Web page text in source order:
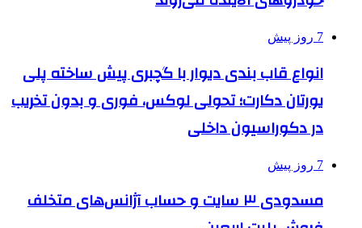
7 روز پیش
انواع قاب بندی دیوار با گچبری پیش ساخته پلی
یورتان دکارت؛ تحولی لوکس، فوری و بدون تخریب
در دکوراسیون داخلی
7 روز پیش
مسدودی ۳ سایت و حساب آژانس‌های متخلف